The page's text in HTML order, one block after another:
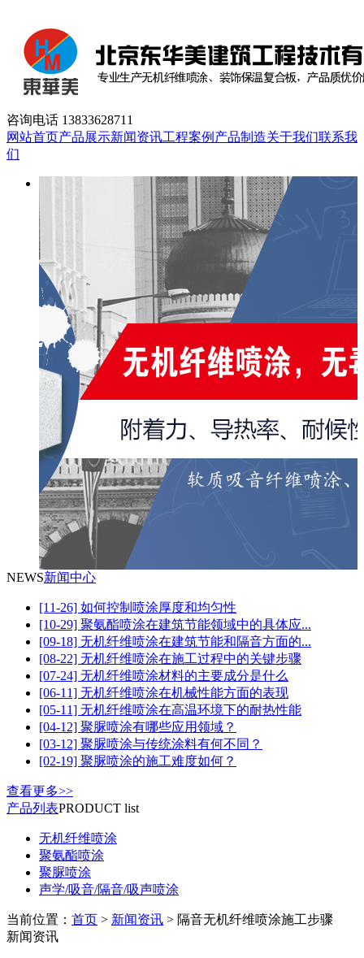
咨询电话 13833628711
网站首页产品展示新闻资讯工程案例 产品制造关于我们联系我
们
NEWS新闻中心
[11-26] 如何控制喷涂厚度和均匀性
[10-29] 聚氨酯喷涂在建筑节能领域中的具体应...
[09-18] 无机纤维喷涂在建筑节能和隔音方面的...
[08-22] 无机纤维喷涂在施工过程中的关键步骤
[07-24] 无机纤维喷涂材料的主要成分是什么
[06-11] 无机纤维喷涂在机械性能方面的表现
[05-11] 无机纤维喷涂在高温环境下的耐热性能
[04-12] 聚脲喷涂有哪些应用领域？
[03-12] 聚脲喷涂与传统涂料有何不同？
[02-19] 聚脲喷涂的施工难度如何？
查看更多>>
产品列表PRODUCT list
无机纤维喷涂
聚氨酯喷涂
聚脲喷涂
声学/吸音/隔音/吸声喷涂
当前位置： 首页 > 新闻资讯 > 隔音无机纤维喷涂施工步骤
新闻资讯